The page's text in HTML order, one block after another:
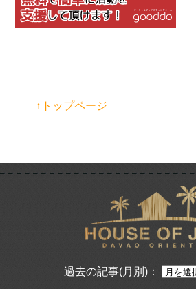
↑トップページ
過去の記事(月別)：